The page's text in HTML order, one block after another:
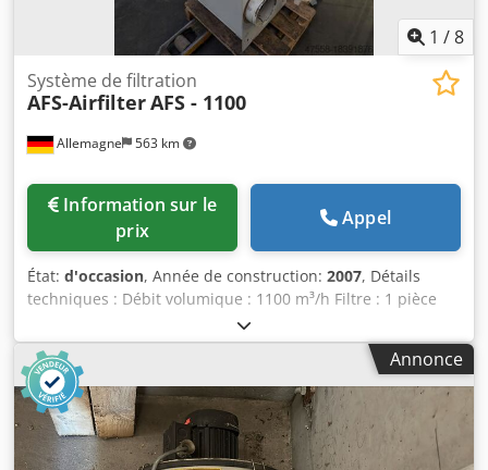
1 /8
Allemagne 563 km
Système de filtration
AFS-AirfilterAFS - 1100
prix
Appel
État: d'occasion, Année de construction: 2007, Détails
techniques : Débit volumique : 1100 m³/h Filtre : 1 pièce
Surface filtrante : 350 x 400 mm Filtre : mécanique Poids
de la machine environ : 100 kg Dimensions L x l x H :
environ 0,5 x 0,6 x 1,4 m Séparateur de brouillard d'huile -
séparateur sec avec ventilateur -Collecteur d'admission Ø
195 x 70mm -Ouverture d'évacuation d'air LxH : 440 x 150
mm Dwedsvvk Ifopfx Adgoa -Ventilateur 380 V
Fonctionnement externe *
Annonce